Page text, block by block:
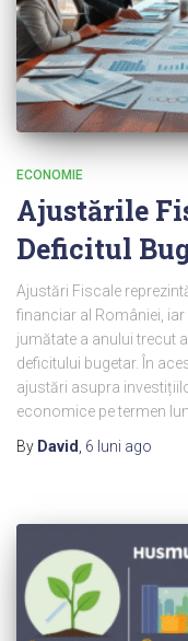
ECONOMIE
Ajustările
Deficitul
Ajustări Fiscale
financiar al României,
jumătate a anului trecut
deficitului bugetar. În
ajustări asupra
economice pe termen
By David 6 luni ago